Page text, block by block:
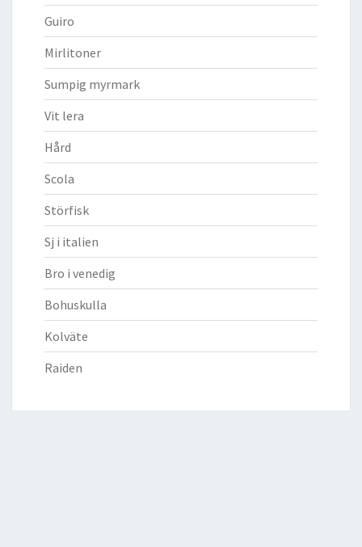
Guiro
Mirlitoner
Sumpig myrmark
Vit lera
Hård
Scola
Störfisk
Sj i italien
Bro i venedig
Bohuskulla
Kolväte
Raiden